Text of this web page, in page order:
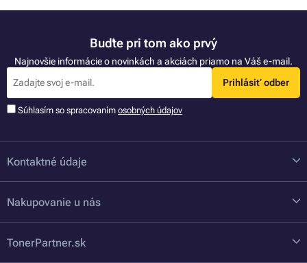
Buďte pri tom ako prvý
Najnovšie informácie o novinkách a akciách priamo na Váš e-mail.
Prihlásiť odber
Súhlasím so spracovaním osobných údajov
Kontaktné údaje
Nakupovanie u nás
TonerPartner.sk